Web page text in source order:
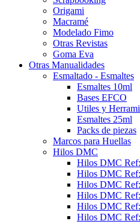
Origami
Macramé
Modelado Fimo
Otras Revistas
Goma Eva
Otras Manualidades
Esmaltado - Esmaltes
Esmaltes 10ml
Bases EFCO
Utiles y
Esmaltes 25ml
Packs de piezas
Marcos para Huellas
Hilos DMC
Hilos DMC
Hilos DMC
Hilos DMC
Hilos DMC
Hilos DMC
Hilos DMC